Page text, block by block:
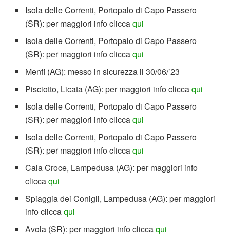
Isola delle Correnti, Portopalo di Capo Passero
(SR): per maggiori info cliccaqui
Isola delle Correnti, Portopalo di Capo Passero
(SR): per maggiori info cliccaqui
Menfi (AG): messo in sicurezza il 30/06/’23
Pisciotto, Licata (AG): per maggiori info cliccaqui
Isola delle Correnti, Portopalo di Capo Passero
(SR): per maggiori info cliccaqui
Isola delle Correnti, Portopalo di Capo Passero
(SR): per maggiori info cliccaqui
Cala Croce, Lampedusa (AG): per maggiori info
cliccaqui
Spiaggia dei Conigli, Lampedusa (AG): per maggiori
info cliccaqui
Avola (SR): per maggiori info cliccaqui